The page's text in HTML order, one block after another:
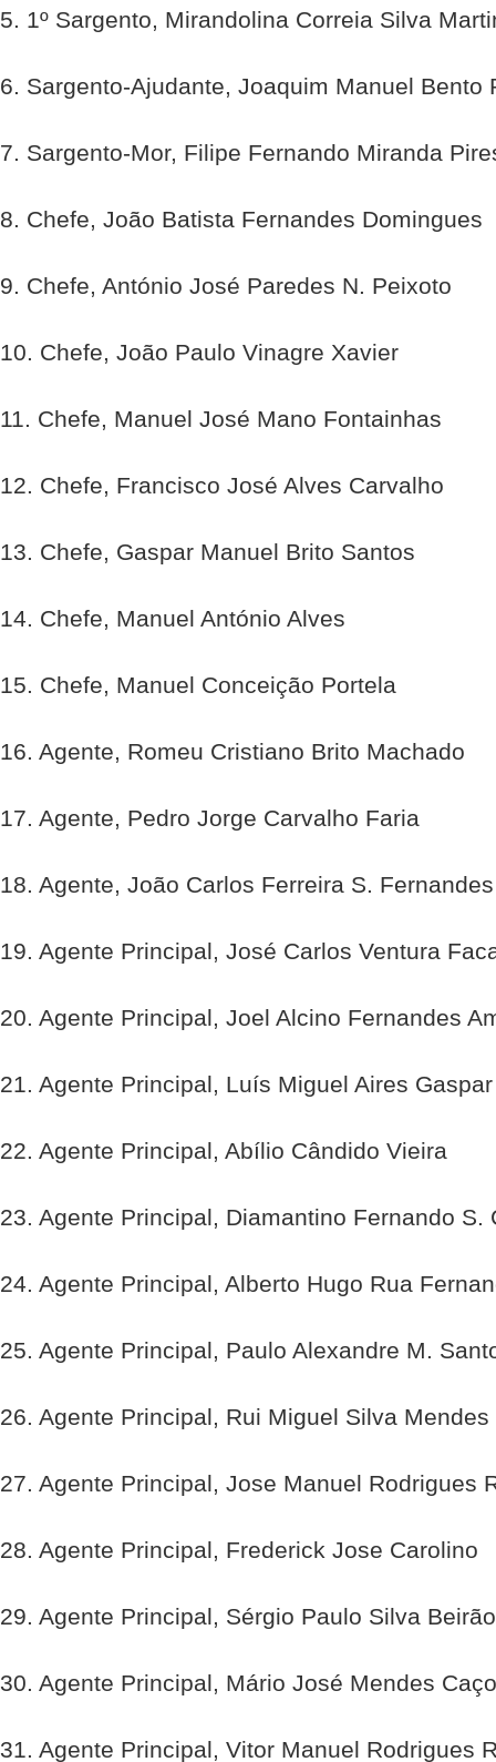
5. 1º Sargento, Mirandolina Correia Silva
6. Sargento-Ajudante, Joaquim Manuel Bento
7. Sargento-Mor, Filipe Fernando Miranda
8. Chefe, João Batista Fernandes Domingues
9. Chefe, António José Paredes N. Peixoto
10. Chefe, João Paulo Vinagre Xavier
11. Chefe, Manuel José Mano Fontainhas
12. Chefe, Francisco José Alves Carvalho
13. Chefe, Gaspar Manuel Brito Santos
14. Chefe, Manuel António Alves
15. Chefe, Manuel Conceição Portela
16. Agente, Romeu Cristiano Brito Machado
17. Agente, Pedro Jorge Carvalho Faria
18. Agente, João Carlos Ferreira S. Fernandes
19. Agente Principal, José Carlos Ventura
20. Agente Principal, Joel Alcino Fernandes
21. Agente Principal, Luís Miguel Aires Gaspar
22. Agente Principal, Abílio Cândido Vieira
23. Agente Principal, Diamantino Fernando S.
24. Agente Principal, Alberto Hugo Rua
25. Agente Principal, Paulo Alexandre M.
26. Agente Principal, Rui Miguel Silva Mendes
27. Agente Principal, Jose Manuel Rodrigues
28. Agente Principal, Frederick Jose Carolino
29. Agente Principal, Sérgio Paulo Silva Beirão
30. Agente Principal, Mário José Mendes
31. Agente Principal, Vitor Manuel Rodrigues